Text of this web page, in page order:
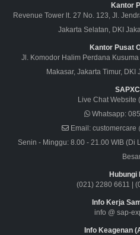
Kantor
Revenue Tower lt. 27 No. 123, Jl.
Jakarta Selatan, DKI
Kantor Pusat
Jl. Komodor Halim Perdana
Makasar, Jakarta Timur,
Live Chat Website
Whatsapp:
Email: customercare
Senin - Minggu: 8.00 - 21.00 WIB (Di
Hubungi
(021) 2280 6611 |
Info Kerja
info @ sap-
Info Keagenan